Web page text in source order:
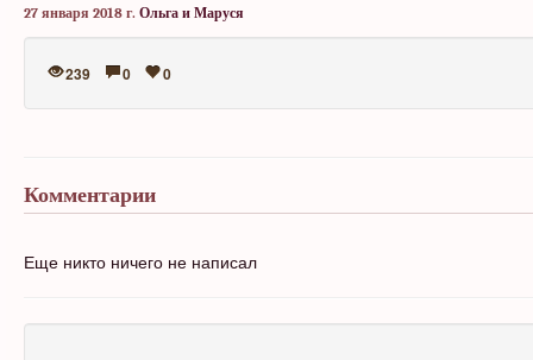
27 января 2018 г. Ольга и Маруся
239 0 0
Комментарии
Еще никто ничего не написал